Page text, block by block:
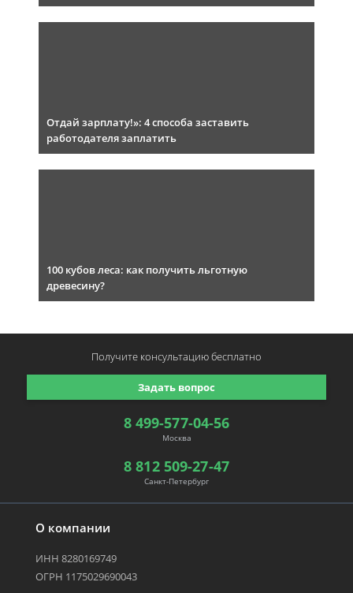
Отдай зарплату!»: 4 способа заставить
работодателя заплатить
100 кубов леса: как получить льготную
древесину?
О компании
ИНН 8280169749
ОГРН 1175029690043
8 499-577-04-56
Москва
8 812 509-27-47
Санкт-Петербург
Задать вопрос
Получите консультациюбесплатно